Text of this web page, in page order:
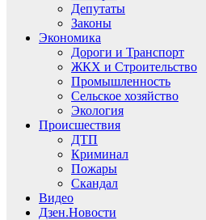
Депутаты
Законы
Экономика
Дороги и Транспорт
ЖКХ и Строительство
Промышленность
Сельское хозяйство
Экология
Происшествия
ДТП
Криминал
Пожары
Скандал
Видео
Дзен.Новости